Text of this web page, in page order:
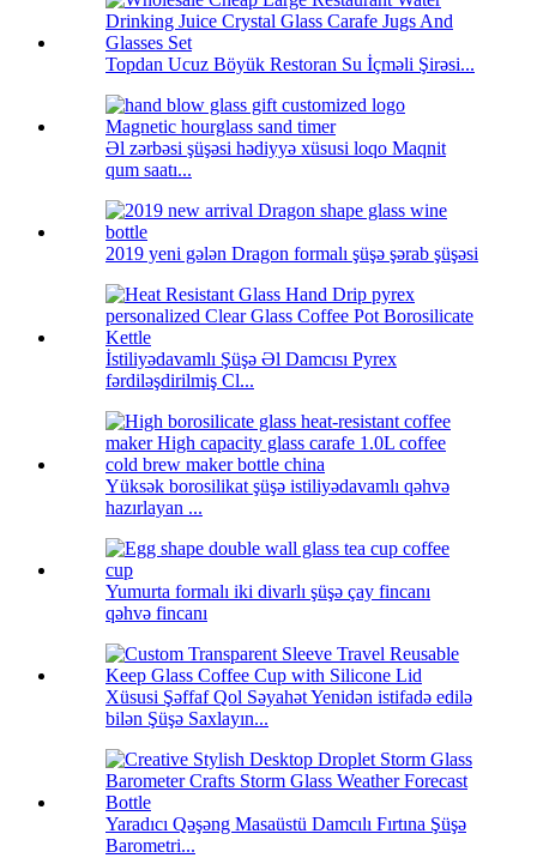
Topdan Ucuz Böyük Restoran Su İçməli Şirəsi...
Əl zərbəsi şüşəsi hədiyyə xüsusi loqo Maqnit
qum saatı...
2019 yeni gələn Dragon formalı şüşə şərab şüşəsi
İstiliyədavamlı Şüşə Əl Damcısı Pyrex
fərdiləşdirilmiş Cl...
Yüksək borosilikat şüşə istiliyədavamlı qəhvə
hazırlayan ...
Yumurta formalı iki divarlı şüşə çay fincanı
qəhvə fincanı
Xüsusi Şəffaf Qol Səyahət Yenidən istifadə edilə
bilən Şüşə Saxlayın...
Yaradıcı Qəşəng Masaüstü Damcılı Fırtına Şüşə
Barometri...